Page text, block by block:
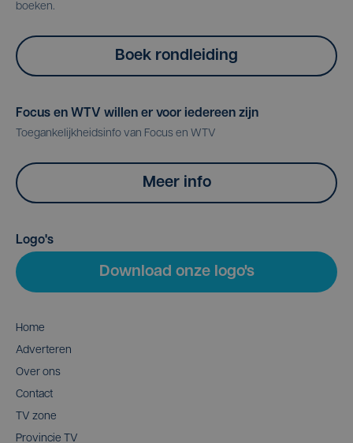
boeken.
Boek rondleiding
Focus en WTV willen er voor iedereen zijn
Toegankelijkheidsinfo van Focus en WTV
Meer info
Logo's
Download onze logo's
Home
Adverteren
Over ons
Contact
TV zone
Provincie TV